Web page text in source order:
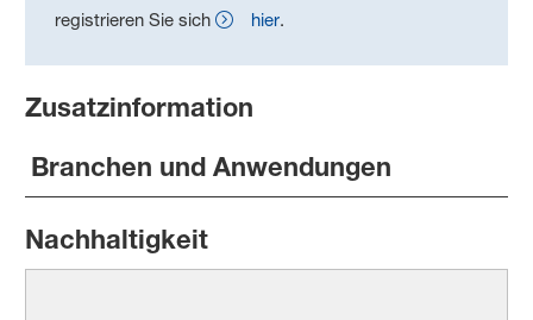
registrieren Sie sich
hier.
Zusatzinformation
Branchen und Anwendungen
Nachhaltigkeit